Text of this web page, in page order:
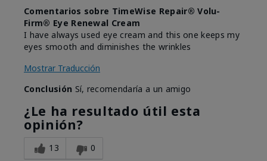
Comentarios sobre TimeWise Repair® Volu-
Firm® Eye Renewal Cream
I have always used eye cream and this one keeps my
eyes smooth and diminishes the wrinkles
Mostrar Traducción
Conclusión Sí, recomendaría a un amigo
¿Le ha resultado útil esta
opinión?
13 0